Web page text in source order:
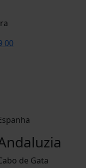
00
de Gata